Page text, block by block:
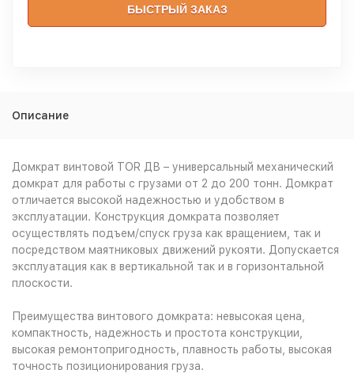
БЫСТРЫЙ ЗАКАЗ
Описание
Домкрат винтовой TOR ДВ – универсальный механический
домкрат для работы с грузами от 2 до 200 тонн. Домкрат
отличается высокой надежностью и удобством в
эксплуатации. Конструкция домкрата позволяет
осуществлять подъем/спуск груза как вращением, так и
посредством маятниковых движений рукояти. Допускается
эксплуатация как в вертикальной так и в горизонтальной
плоскости.
Преимущества винтового домкрата: невысокая цена,
компактность, надежность и простота конструкции,
высокая ремонтопригодность, плавность работы, высокая
точность позиционирования груза.